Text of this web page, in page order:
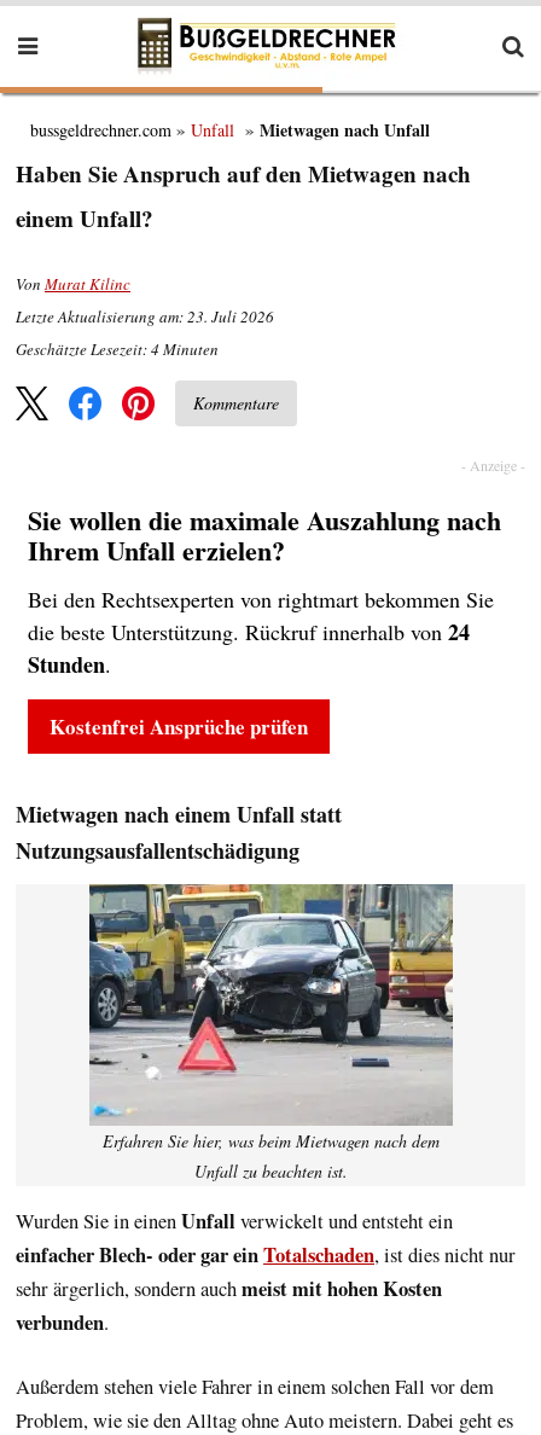
bussgeldrechner.com Unfall Mietwagen nach Unfall
Haben Sie Anspruch auf den Mietwagen nach
einem Unfall?
Von Murat Kilinc
Letzte Aktualisierung am: 23. Juli 2026
Geschätzte Lesezeit:4 Minuten
Kommentare
Sie wollen die maximale Auszahlung nach
Ihrem Unfall erzielen?
Bei den Rechtsexperten von rightmart bekommen Sie
die beste Unterstützung. Rückruf innerhalb von 24
Stunden.
Kostenfrei Ansprüche prüfen
Mietwagen nach einem Unfall statt
Nutzungsausfallentschädigung
Erfahren Sie hier, was beim Mietwagen nach dem
Unfall zu beachten ist.
Wurden Sie in einenUnfall verwickelt und entsteht ein
einfacher Blech- oder gar einTotalschaden, ist dies nicht nur
sehr ärgerlich, sondern auchmeist mit hohen Kosten
verbunden.
Außerdem stehen viele Fahrer in einem solchen Fall vor dem
Problem, wie sie den Alltag ohne Auto meistern. Dabei geht es